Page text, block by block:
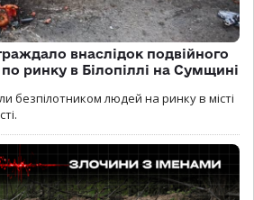
внаслідок подвійного
ринку в Білопіллі на Сумщині
безпілотником людей на ринку в місті